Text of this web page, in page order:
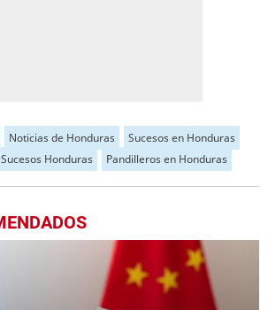
Noticias de Honduras
Sucesos en Honduras
Sucesos Honduras Pandilleros en Honduras